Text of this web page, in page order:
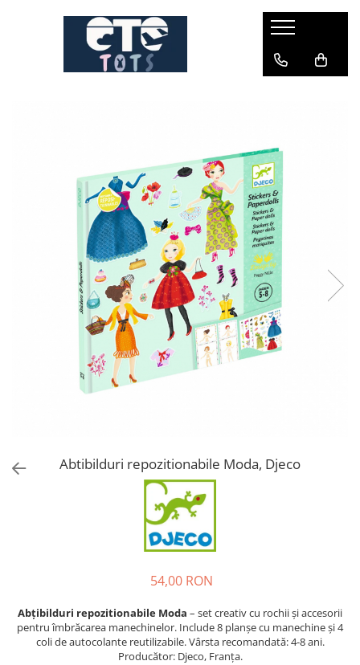
CĂRUCIOARE & SCAUNE AUTO
accesorii cărucioare
accesorii scaun auto
accesorii scaun avion
Abtibilduri repozitionabile Moda, Djeco
54,00 RON
Abțibilduri repozitionabile Moda – set creativ cu rochii și accesorii
pentru îmbrăcarea manechinelor. Include 8 planșe cu manechine și 4
coli de autocolante reutilizabile. Vârsta recomandată: 4-8 ani.
Producător: Djeco, Franța.